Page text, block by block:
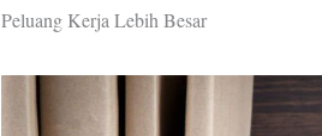
Peluang Kerja Lebih Besar